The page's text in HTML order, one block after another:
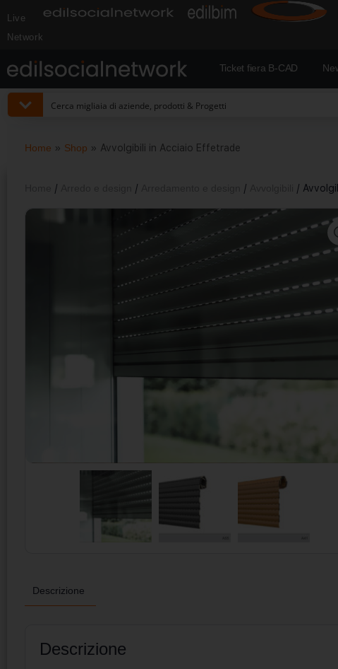
Live
Network
Ticket fiera B-CAD
Home » Shop » Avvolgibili in Acciaio Effetrade
/ / / /
Descrizione
Descrizione